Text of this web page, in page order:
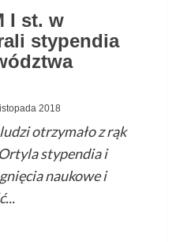
I st. w
stypendia
2018
otrzymało z rąk
stypendia i
naukowe i